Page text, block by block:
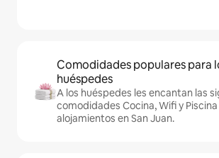
Comodidades populares para
huéspedes
A los huéspedes les encantan las
comodidades Cocina, Wifi y Piscina
alojamientos en San Juan.